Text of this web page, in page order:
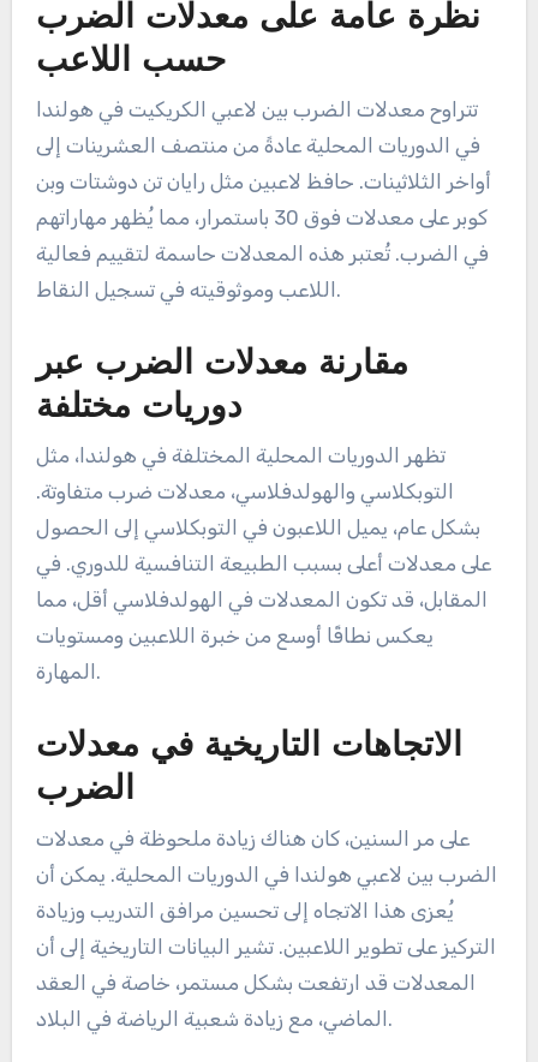
نظرة عامة على معدلات الضرب
حسب اللاعب
تتراوح معدلات الضرب بين لاعبي الكريكيت في هولندا
في الدوريات المحلية عادةً من منتصف العشرينات إلى
أواخر الثلاثينات. حافظ لاعبين مثل رايان تن دوشتات وبن
كوبر على معدلات فوق 30 باستمرار، مما يُظهر مهاراتهم
في الضرب. تُعتبر هذه المعدلات حاسمة لتقييم فعالية
اللاعب وموثوقيته في تسجيل النقاط.
مقارنة معدلات الضرب عبر
دوريات مختلفة
تظهر الدوريات المحلية المختلفة في هولندا، مثل
التوبكلاسي والهولدفلاسي، معدلات ضرب متفاوتة.
بشكل عام، يميل اللاعبون في التوبكلاسي إلى الحصول
على معدلات أعلى بسبب الطبيعة التنافسية للدوري. في
المقابل، قد تكون المعدلات في الهولدفلاسي أقل، مما
يعكس نطاقًا أوسع من خبرة اللاعبين ومستويات
المهارة.
الاتجاهات التاريخية في معدلات
الضرب
على مر السنين، كان هناك زيادة ملحوظة في معدلات
الضرب بين لاعبي هولندا في الدوريات المحلية. يمكن أن
يُعزى هذا الاتجاه إلى تحسين مرافق التدريب وزيادة
التركيز على تطوير اللاعبين. تشير البيانات التاريخية إلى أن
المعدلات قد ارتفعت بشكل مستمر، خاصة في العقد
الماضي، مع زيادة شعبية الرياضة في البلاد.